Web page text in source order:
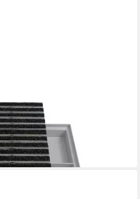
Bodenwanne, Rips
600x400 mm, für